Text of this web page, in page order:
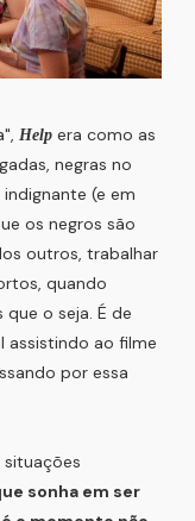
Help era como as
negras no
(e em
os negros são
outros, trabalhar
quando
o seja. É de
assistindo ao filme
por essa
situações
sonha em ser